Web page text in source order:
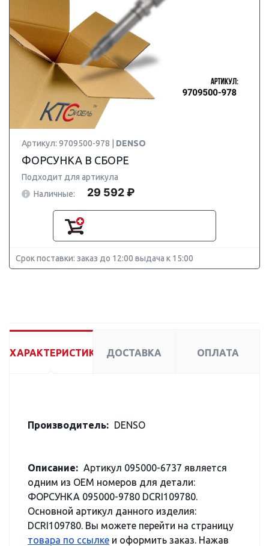
Артикул: 9709500-978 | DENSO
ФОРСУНКА В СБОРЕ
Подходит для артикула
Наличные:
29 592 ₽
Срок поставки: заказ до 12:00 выдача к 15:00
ХАРАКТЕРИСТИКИ ДОСТАВКА ОПЛАТА
Производитель: DENSO
Описание: Артикул 095000-6737 является
одним из OEM номеров для детали:
ФОРСУНКА 095000-9780 DCRI109780.
Основной артикул данного изделия:
DCRI109780. Вы можете перейти на страницу
товара по ссылке и оформить заказ. Нажав